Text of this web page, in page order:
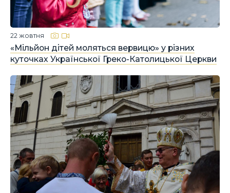
«Мільйон дітей моляться вервицю» у різних
куточках Української Греко-Католицької Церкви
22 жовтня